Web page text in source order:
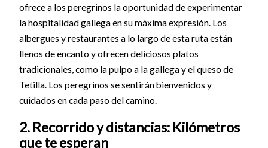
ofrece a los peregrinos la oportunidad de experimentar
la hospitalidad gallega en su máxima expresión. Los
albergues y restaurantes a lo largo de esta ruta están
llenos de encanto y ofrecen deliciosos platos
tradicionales, como la pulpo a la gallega y el queso de
Tetilla. Los peregrinos se sentirán bienvenidos y
cuidados en cada paso del camino.
2. Recorrido y distancias: Kilómetros
que te esperan